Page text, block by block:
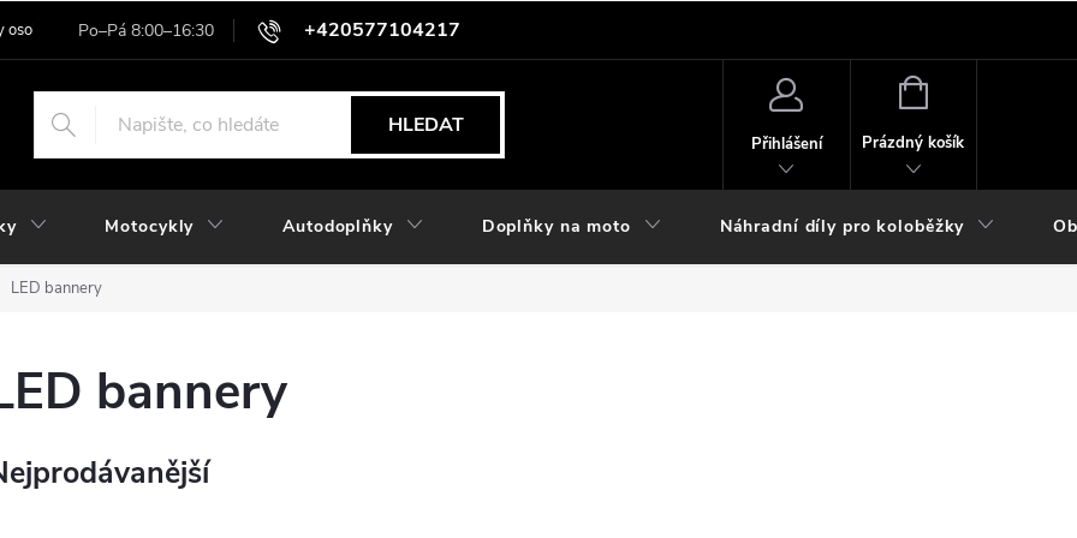
+420577104217
osobních údajů
HLEDAT
Přihlášení
NÁKUPNÍ
Prázdný košík
Motocykly Autodoplňky Doplňky na moto Náhradní díly pro koloběžky
LED bannery
bannery